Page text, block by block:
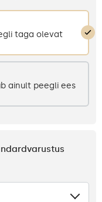
taga olevat
ainult peegli ees